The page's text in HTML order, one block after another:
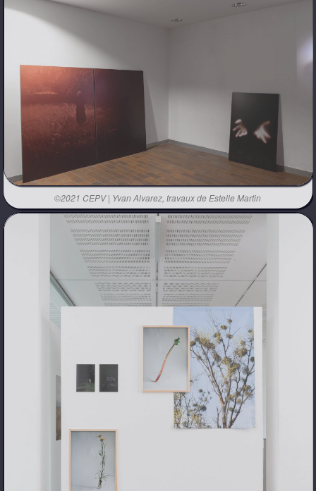
©2021 CEPV | Yvan Alvarez, travaux de Estelle Martin